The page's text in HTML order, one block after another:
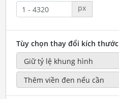
px
Tùy chọn thay đổi kích thước